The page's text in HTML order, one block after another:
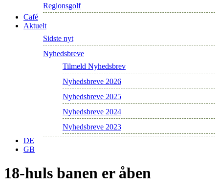
Regionsgolf
Café
Aktuelt
Sidste nyt
Nyhedsbreve
Tilmeld Nyhedsbrev
Nyhedsbreve 2026
Nyhedsbreve 2025
Nyhedsbreve 2024
Nyhedsbreve 2023
DE
GB
18-huls banen er åben